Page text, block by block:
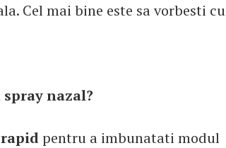
Cel mai bine este sa vorbesti cu
spray nazal?
pentru a imbunatati modul